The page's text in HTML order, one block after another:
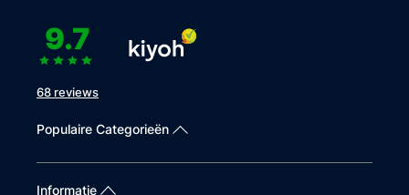
9.7
68 reviews
Populaire Categorieën
Informatie